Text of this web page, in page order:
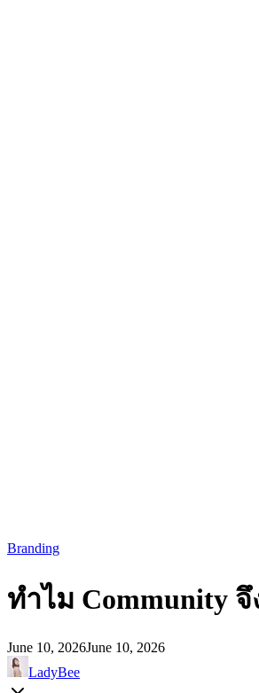
Branding
ทำไม Community
June 10, 2026June 10, 2026
LadyBee